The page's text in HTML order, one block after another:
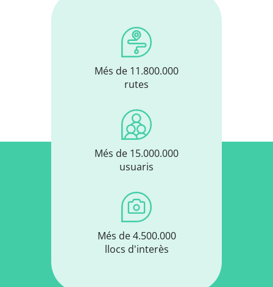
Més de 11.800.000
rutes
Més de 15.000.000
usuaris
Més de 4.500.000
llocs d'interès